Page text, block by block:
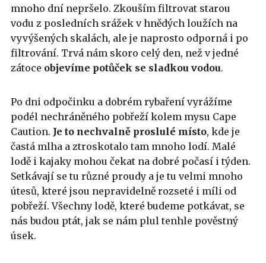
mnoho dní nepršelo. Zkouším filtrovat starou
vodu z posledních srážek v hnědých loužích na
vyvýšených skalách, ale je naprosto odporná i po
filtrování. Trvá nám skoro celý den, než v jedné
zátoce objevíme potůček se sladkou vodou.
Po dni odpočinku a dobrém rybaření vyrážíme
podél nechráněného pobřeží kolem mysu Cape
Caution. Je to nechvalně proslulé místo, kde je
častá mlha a ztroskotalo tam mnoho lodí. Malé
lodě i kajaky mohou čekat na dobré počasí i týden.
Setkávají se tu různé proudy a je tu velmi mnoho
útesů, které jsou nepravidelně rozseté i míli od
pobřeží. Všechny lodě, které budeme potkávat, se
nás budou ptát, jak se nám plul tenhle pověstný
úsek.